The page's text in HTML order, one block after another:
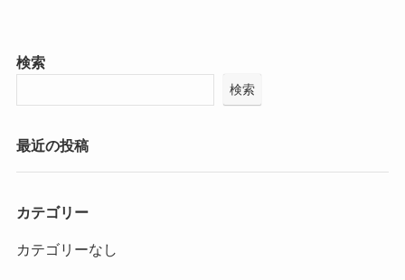
検索
検索
最近の投稿
カテゴリー
カテゴリーなし